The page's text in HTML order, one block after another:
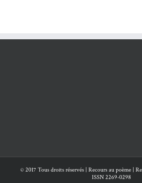
© 2017 Tous droits réservés | Recours au poème |
ISSN 2269-0298